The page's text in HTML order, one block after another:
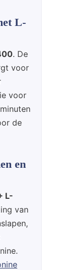
L-
. De
voor
voor
de
en
L-
van